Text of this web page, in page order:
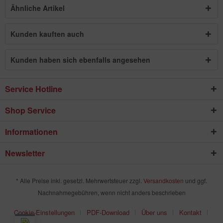
Ähnliche Artikel
Kunden kauften auch
Kunden haben sich ebenfalls angesehen
Service Hotline
Shop Service
Informationen
Newsletter
* Alle Preise inkl. gesetzl. Mehrwertsteuer zzgl. Versandkosten und ggf.
Nachnahmegebühren, wenn nicht anders beschrieben
Cookie-Einstellungen PDF-Download Über uns Kontakt